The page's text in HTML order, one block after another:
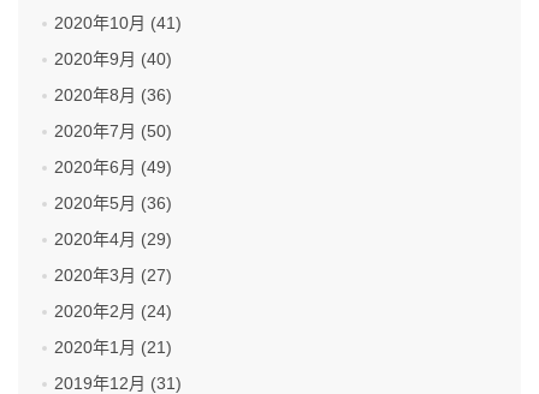
2020年10月 (41)
2020年9月 (40)
2020年8月 (36)
2020年7月 (50)
2020年6月 (49)
2020年5月 (36)
2020年4月 (29)
2020年3月 (27)
2020年2月 (24)
2020年1月 (21)
2019年12月 (31)